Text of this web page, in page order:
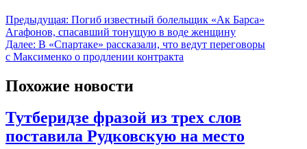
Предыдущая: Погиб известный болельщик «Ак Барса»
Агафонов, спасавший тонущую в воде женщину
Далее: В «Спартаке» рассказали, что ведут переговоры
с Максименко о продлении контракта
Похожие новости
Тутберидзе фразой из трех слов
поставила Рудковскую на место